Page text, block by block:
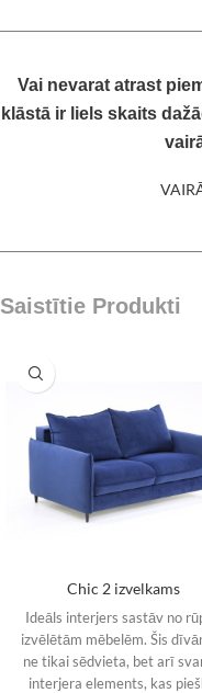
Vai nevarat atrast
klāstā ir liels skaits
Saistītie Produkti
Chic 2 izvelkams
Ideāls interjers sastāv no
izvēlētām mēbelēm. Šis
ne tikai sēdvieta, bet arī
interjera elements, kas